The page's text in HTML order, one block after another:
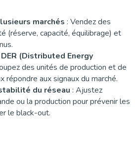
marchés : Vendez des
(réserve, capacité, équilibrage) et
(Distributed Energy
des unités de production et de
répondre aux signaux du marché.
du réseau : Ajustez
ou la production pour prévenir les
le black-out.